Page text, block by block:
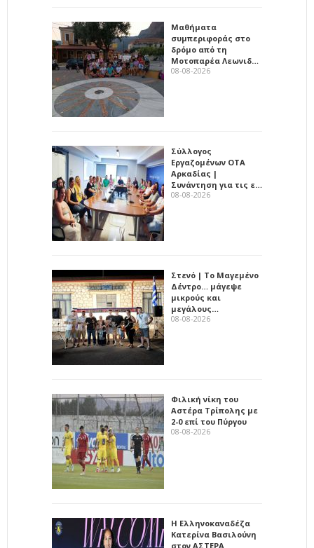
Μαθήματα
συμπεριφοράς στο
δρόμο από τη
Μοτοπαρέα Λεωνιδ…
08-08-2026
Σύλλογος
Εργαζομένων ΟΤΑ
Αρκαδίας |
Συνάντηση για τις ε…
08-08-2026
Στενό | Το Μαγεμένο
Δέντρο… μάγεψε
μικρούς και
μεγάλους…
08-08-2026
Φιλική νίκη του
Αστέρα Τρίπολης με
2-0 επί του Πύργου
08-08-2026
Η Ελληνοκαναδέζα
Κατερίνα Βασιλούνη
στον ΑΣΤΕΡΑ